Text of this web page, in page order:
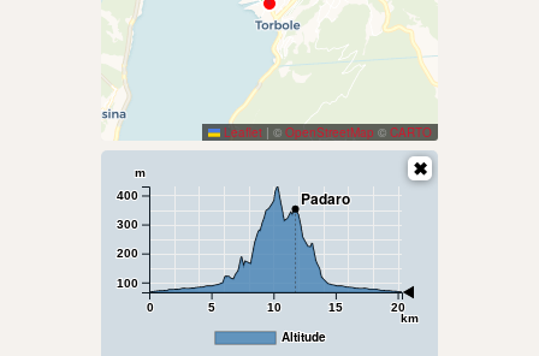
Leaflet | © OpenStreetMap © CARTO
0 5 10 15 20
km
100
200
300
400
m
Padaro
Altitude